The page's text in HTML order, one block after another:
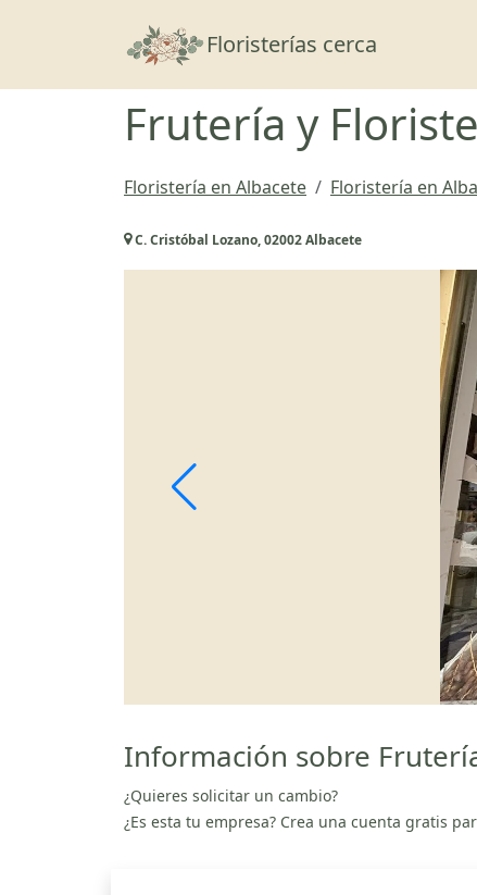
Floristerías cerca
Frutería y
Floristería en Albacete Floristería en
C. Cristóbal Lozano, 02002 Albacete
Información sobre
¿Quieres solicitar un cambio?
¿Es esta tu empresa? Crea una cuenta gratis